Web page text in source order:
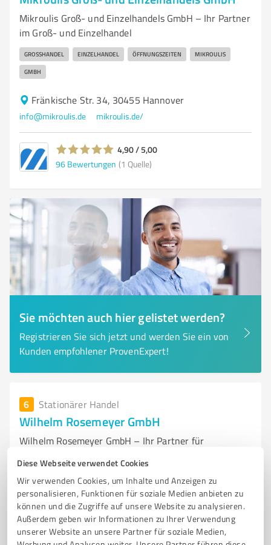
Diese Webseite verwendet Cookies
Wir verwenden Cookies, um Inhalte und Anzeigen zu
personalisieren, Funktionen für soziale Medien anbieten zu
können und die Zugriffe auf unsere Website zu analysieren.
Außerdem geben wir Informationen zu Ihrer Verwendung
unserer Website an unsere Partner für soziale Medien,
Mikroulis Groß- und Einzelhandels GmbH – Ihr Partner
im Groß- und Einzelhandel
GROSSHANDEL EINZELHANDEL ÖFFNUNGSZEITEN MIKROULIS
GMBH
Fränkische Str. 34, 30455 Hannover
info@mikroulis.de mikroulis.de/
4,90 / 5,00
96 Bewertungen (1 Quelle)
Sie möchten auch hier gelistet werden?
Registrieren Sie sich jetzt und werden Sie ein von
Kunden empfohlener ProvenExpert!
6 Stationärer Handel
Wilhelm Rosemeyer GmbH
Wilhelm Rosemeyer GmbH – Ihr Partner für
SCHÜTTGÜTER KIPPERTRANSPORTE SCHÜTTGUTLIEFERUNG
ENTSORGUNG TRANSPORT
Im Kanaleck 2, 30926 Seelze
info@wilhelm-rosemeyer.de